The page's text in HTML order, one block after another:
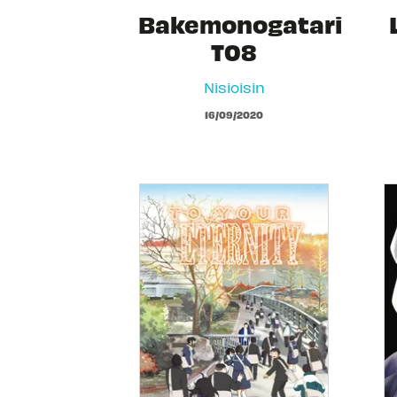
Bakemonogatari
T08
Nisioisin
16/09/2020